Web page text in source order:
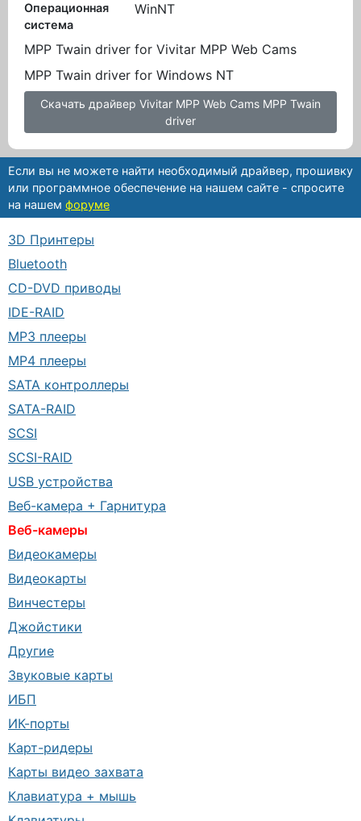
Операционная
система
WinNT
MPP Twain driver for Vivitar MPP Web Cams
MPP Twain driver for Windows NT
Скачать драйвер Vivitar MPP Web Cams MPP Twain
driver
Если вы не можете найти необходимый драйвер, прошивку
или программное обеспечение на нашем сайте - спросите
на нашем форуме
3D Принтеры
Bluetooth
CD-DVD приводы
IDE-RAID
MP3 плееры
MP4 плееры
SATA контроллеры
SATA-RAID
SCSI
SCSI-RAID
USB устройства
Веб-камера + Гарнитура
Веб-камеры
Видеокамеры
Видеокарты
Винчестеры
Джойстики
Другие
Звуковые карты
ИБП
ИК-порты
Карт-ридеры
Карты видео захвата
Клавиатура + мышь